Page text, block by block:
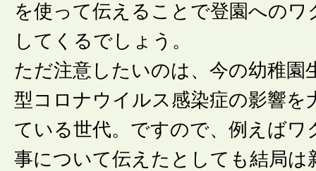
を使って伝えることで登園へのワ
してくるでしょう。
ただ注意したいのは、今の幼稚園
型コロナウイルス感染症の影響を
ている世代。ですので、例えばワ
事について伝えたとしても結局は